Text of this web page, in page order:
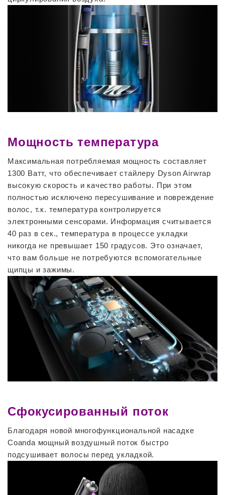
Мощность температура
Максимальная потребляемая мощность составляет
1300 Ватт, что обеспечивает стайлеру Dyson Airwrap
высокую скорость и качество работы. При этом
полностью исключено пересушивание и повреждение
волос, т.к. температура контролируется
электронными сенсорами. Информация считывается
40 раз в сек., температура в процессе укладки
никогда не превышает 150 градусов. Это означает,
что вам больше не потребуются вспомогательные
щипцы и зажимы.
Сфокусированный поток
Благодаря новой многофункциональной насадке
Coanda мощный воздушный поток быстро
подсушивает волосы перед укладкой.